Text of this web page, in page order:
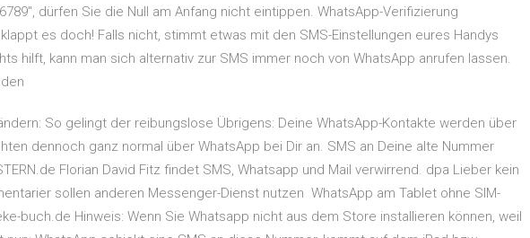
dürfen Sie die Null am Anfang nicht eintippen. WhatsApp-Verifizierung
es doch! Falls nicht, stimmt etwas mit den SMS-Einstellungen eures Handys
hilft, kann man sich alternativ zur SMS immer noch von WhatsApp anrufen lassen.
So gelingt der reibungslose Übrigens: Deine WhatsApp-Kontakte werden über
dennoch ganz normal über WhatsApp bei Dir an. SMS an Deine alte Nummer
Florian David Fitz findet SMS, Whatsapp und Mail verwirrend. dpa Lieber kein
sollen anderen Messenger-Dienst nutzen WhatsApp am Tablet ohne SIM-
buch.de Hinweis: Wenn Sie Whatsapp nicht aus dem Store installieren können, weil